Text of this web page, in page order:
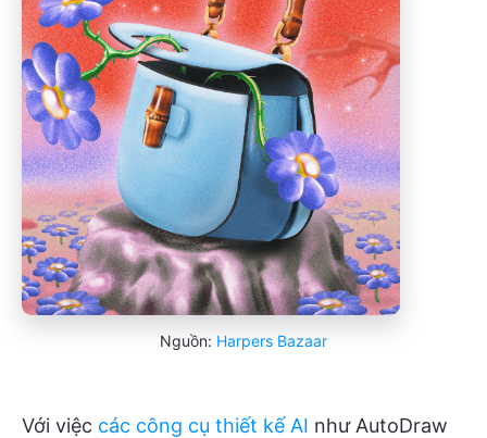
Nguồn: Harpers Bazaar
Với việc các công cụ thiết kế AI như AutoDraw